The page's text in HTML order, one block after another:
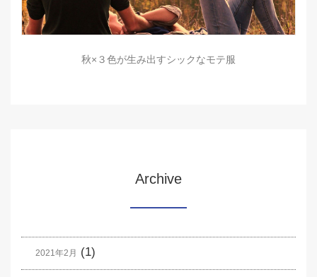
秋×３色が生み出すシックなモテ服
Archive
2021年2月 (1)